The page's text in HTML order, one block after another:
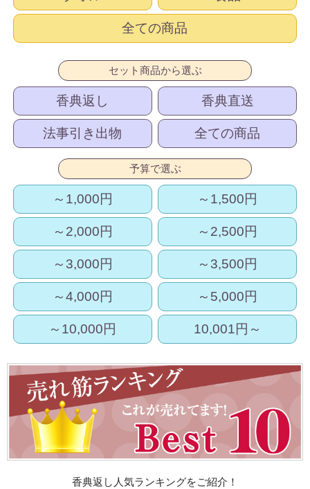
全ての商品
セット商品から選ぶ
香典返し 香典直送
法事引き出物 全ての商品
予算で選ぶ
～1,000円 ～1,500円
～2,000円 ～2,500円
～3,000円 ～3,500円
～4,000円 ～5,000円
～10,000円 10,001円～
香典返し人気ランキングをご紹介！